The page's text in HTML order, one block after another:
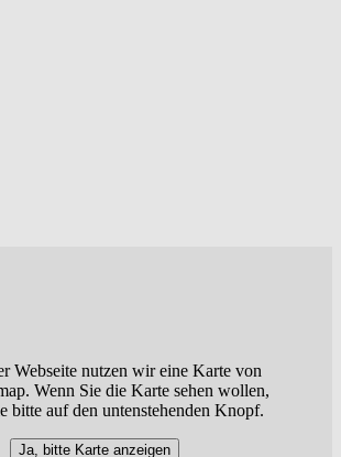
Webseite nutzen wir eine Karte von
Wenn Sie die Karte sehen wollen,
bitte auf den untenstehenden Knopf.
Ja, bitte Karte anzeigen